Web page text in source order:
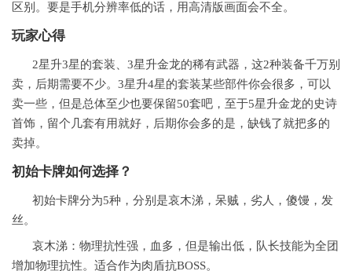
区别。要是手机分辨率低的话，用高清版画面会不全。
玩家心得
2星升3星的套装、3星升金龙的稀有武器，这2种装备千万别
卖，后期需要不少。3星升4星的套装某些部件你会很多，可以
卖一些，但是总体至少也要保留50套吧，至于5星升金龙的史诗
首饰，留个几套有用就好，后期你会多的是，缺钱了就把多的
卖掉。
初始卡牌如何选择？
初始卡牌分为5种，分别是哀木涕，呆贼，劣人，傻馒，发
丝。
哀木涕：物理抗性强，血多，但是输出低，队长技能为全团
增加物理抗性。适合作为肉盾抗BOSS。